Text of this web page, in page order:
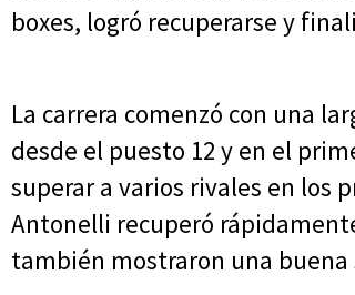
boxes, logró recuperarse y
La carrera comenzó con una
desde el puesto 12 y en el
superar a varios rivales en los
Antonelli recuperó
también mostraron una buena